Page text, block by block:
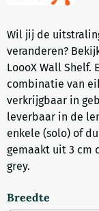
Wil jij de
veranderen?
LoooX Wall Shelf.
combinatie van
verkrijgbaar in
leverbaar in de
enkele (solo) of
gemaakt uit 3 cm
grey.
Breedte